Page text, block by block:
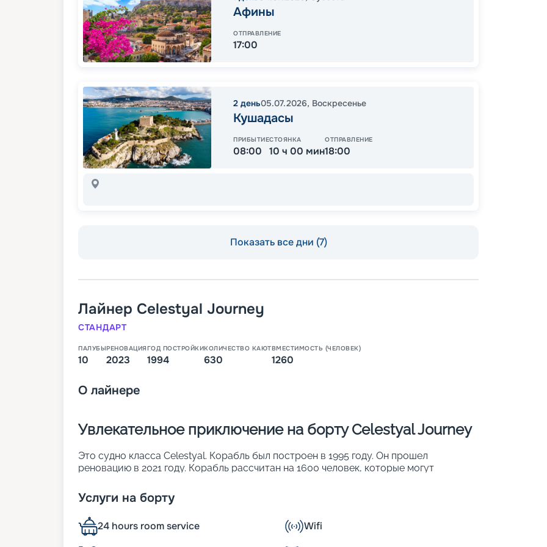
Афины
ОТПРАВЛЕНИЕ
17:00
2 день05.07.2026, Воскресенье
Кушадасы
ПРИБЫТИЕ
08:00
СТОЯНКА
10 ч 00 мин
ОТПРАВЛЕНИЕ
18:00
Показать все дни (7)
Лайнер Celestyal Journey
СТАНДАРТ
ПАЛУБЫ
10
РЕНОВАЦИЯ
2023
ГОД ПОСТРОЙКИ
1994
КОЛИЧЕСТВО КАЮТ
630
ВМЕСТИМОСТЬ (ЧЕЛОВЕК)
1260
О лайнере
Увлекательное приключение на борту Celestyal Journey
Это судно класса Celestyal. Корабль был построен в 1995 году. Он прошел
реновацию в 2021 году. Корабль рассчитан на 1600 человек, которые могут
элегантности и современных удобств. Одним из его главных преимуществ является
удачная планировка и просторные зоны общественного пользования. После
реновации лайнер предлагает более уютные и безопасные условия для
путешествий.
Услуги на борту
24 hours room service Wifi